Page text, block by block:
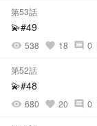
第53話
💫#49
visibility 538 favorite 18 comment 0
第52話
💫#48
visibility 680 favorite 20 comment 0